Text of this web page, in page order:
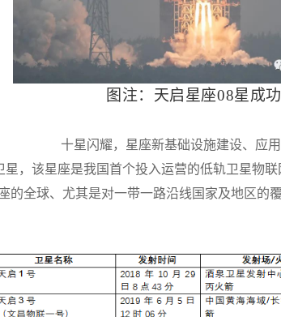
图注：天启星座08星成
十星闪耀，星座新基础设施建设、应
，该星座是我国首个投入运营的低轨卫星物联
全球、尤其是对一带一路沿线国家及地区的